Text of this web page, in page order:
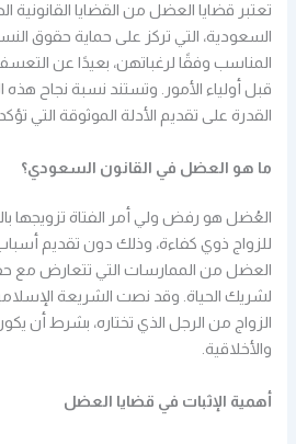
تعتبر قضايا العضل من القضايا القانونية
السعودية، التي تركز على حماية حقوق
المناسب وفقًا لرغباتهن، بعيدًا عن
قبل أولياء الأمور. وتستند نسبة نجاح
القدرة على تقديم الأدلة الموثوقة التي
ما هو العضل في القانون السعودي؟
العُضل هو رفض ولي أمر الفتاة تزويجها
للزواج ذوي كفاءة، وذلك دون تقديم
العضل من الممارسات التي تتعارض مع
لشريك الحياة. وقد نصت الشريعة
الزواج من الرجل الذي تختاره، بشرط أن
والأخلاقية.
أهمية الإثبات في قضايا العضل